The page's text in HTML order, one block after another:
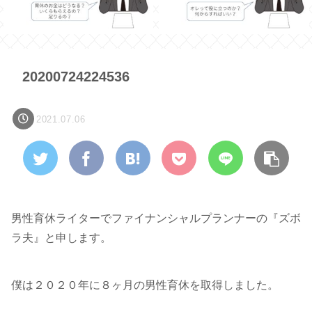
20200724224536
2021.07.06
男性育休ライターでファイナンシャルプランナーの『ズボ
ラ夫』と申します。
僕は２０２０年に８ヶ月の男性育休を取得しました。